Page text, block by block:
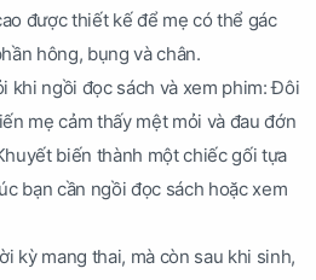
được thiết kế để mẹ có thể gác
hông, bụng và chân.
khi ngồi đọc sách và xem phim: Đôi
mẹ cảm thấy mệt mỏi và đau đớn
biến thành một chiếc gối tựa
bạn cần ngồi đọc sách hoặc xem
kỳ mang thai, mà còn sau khi sinh,